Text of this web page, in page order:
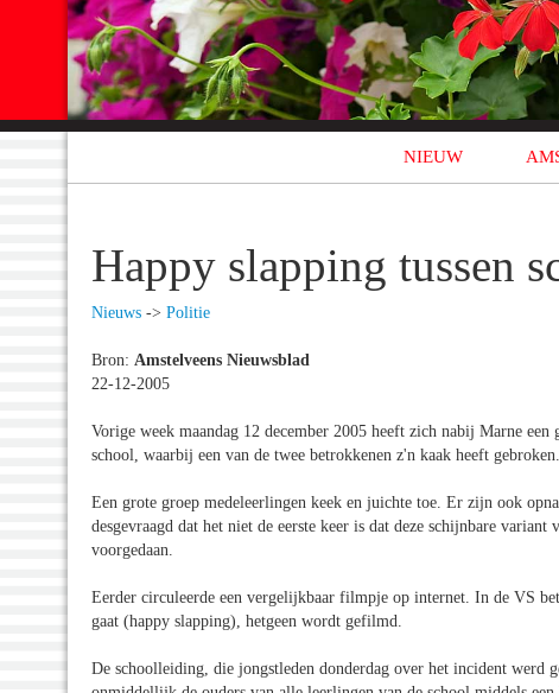
NIEUW
Happy slapping tussen
Nieuws -> Politie
Bron: Amstelveens Nieuwsblad
22-12-2005
Vorige week maandag 12 december 2005 heeft zich nabij Marne een
school, waarbij een van de twee betrokkenen z'n kaak heeft gebroken.
Een grote groep medeleerlingen keek en juichte toe. Er zijn ook
desgevraagd dat het niet de eerste keer is dat deze schijnbare
voorgedaan.
Eerder circuleerde een vergelijkbaar filmpje op internet. In de VS
gaat (happy slapping), hetgeen wordt gefilmd.
De schoolleiding, die jongstleden donderdag over het incident werd